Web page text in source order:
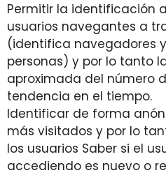
Permitir la identificación
usuarios navegantes a
(identifica navegadores
personas) y por lo tanto
aproximada del número
tendencia en el tiempo.
Identificar de forma
más visitados y por lo
los usuarios Saber si el
accediendo es nuevo o